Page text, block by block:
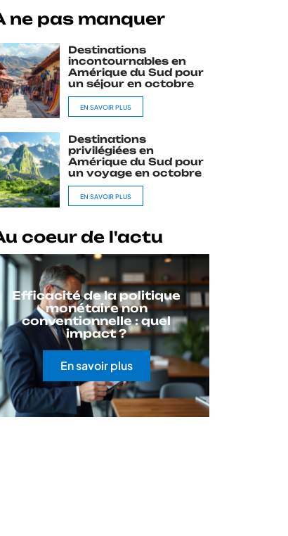
ne pas manquer
Destinations
incontournables en
Amérique du Sud pour
un séjour en octobre
EN SAVOIR PLUS
Destinations
privilégiées en
Amérique du Sud pour
un voyage en octobre
EN SAVOIR PLUS
coeur de l'actu
Efficacité de la politique
monétaire non
conventionnelle : quel
impact ?
En savoir plus